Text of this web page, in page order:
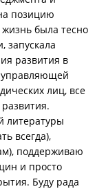
позицию
была тесно
запускала
развития в
управляющей
лиц, все
литературы
всегда),
поддерживаю
и просто
Буду рада